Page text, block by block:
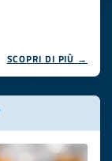
SCOPRI DI PIÙ →